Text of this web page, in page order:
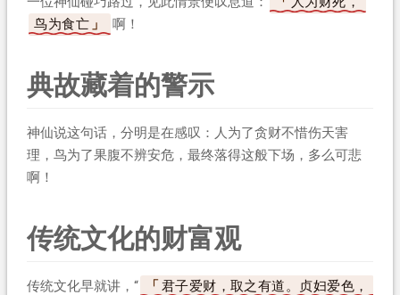
鸟为食亡
啊！
典故藏着的警示
神仙说这句话，分明是在感叹：人为了贪财不惜伤天害
理，鸟为了果腹不辨安危，最终落得这般下场，多么可悲
啊！
传统文化的财富观
传统文化早就讲，“
君子爱财，取之有道。贞妇爱色，